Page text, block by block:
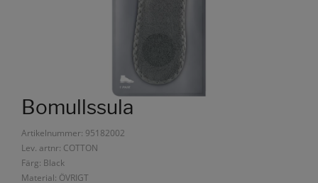
Bomullssula
Artikelnummer: 95182002
Lev. artnr: COTTON
Färg: Black
Material: ÖVRIGT